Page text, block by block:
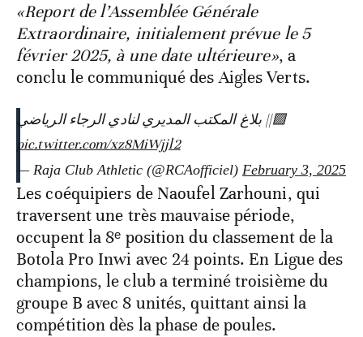
«Report de l’Assemblée Générale
Extraordinaire, initialement prévue le 5
février 2025, à une date ultérieure», a
conclu le communiqué des Aigles Verts.
🟩|| بلاغ المكتب المديري لنادي الرجاء الرياضي
pic.twitter.com/xz8MiWjjl2
— Raja Club Athletic (@RCAofficiel) February 3, 2025
Les coéquipiers de Naoufel Zarhouni, qui
traversent une très mauvaise période,
occupent la 8ᵉ position du classement de la
Botola Pro Inwi avec 24 points. En Ligue des
champions, le club a terminé troisième du
groupe B avec 8 unités, quittant ainsi la
compétition dès la phase de poules.